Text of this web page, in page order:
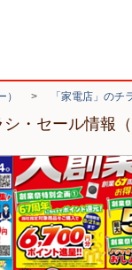
> 「家電店」のチ
・セール情報